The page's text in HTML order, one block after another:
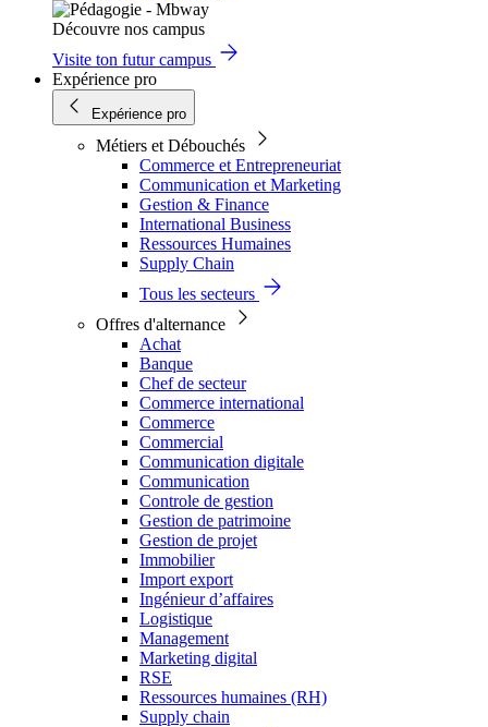
Découvre nos campus
Visite ton futur campus
Expérience pro
Expérience pro
Métiers et Débouchés
Commerce et Entrepreneuriat
Communication et Marketing
Gestion & Finance
International Business
Ressources Humaines
Supply Chain
Tous les secteurs
Offres d'alternance
Achat
Banque
Chef de secteur
Commerce international
Commerce
Commercial
Communication digitale
Communication
Controle de gestion
Gestion de patrimoine
Gestion de projet
Immobilier
Import export
Ingénieur d’affaires
Logistique
Management
Marketing digital
RSE
Ressources humaines (RH)
Supply chain